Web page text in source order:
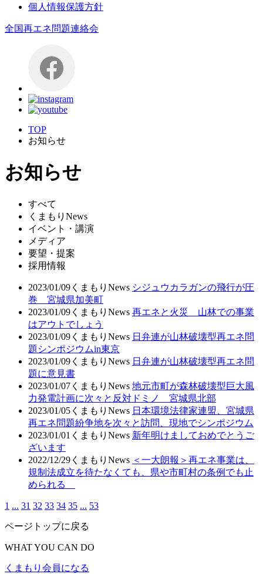
個人情報保護方針
全国再エネ問題連絡会
TOP
お知らせ
お知らせ
すべて
くまもりNews
イベント・講演
メディア
要望・提案
採用情報
2023/01/09 くまもりNews シジュウカラガンの飛行が圧
巻 宮城県加美町
2023/01/09 くまもりNews 再エネと火災 山林での事業
はアウトでしょう
2023/01/09 くまもりNews 日弁連が山林破壊型再エネ問
題シンポジウムin東京
2023/01/09 くまもりNews 日弁連が山林破壊型再エネ問
題に意見書
2023/01/07 くまもりNews 地元市町が森林破壊型巨大風
力発電計画に次々と反対ドミノ 宮城県北部
2023/01/05 くまもりNews 日本環境法律家連盟、宮城県
再エネ問題紛争地を次々と訪問、現地でシンポジウム
2023/01/01 くまもりNews 新年明けましておめでとうご
ざいます
2022/12/29 くまもりNews ＜一大朗報＞再エネ事業は、
規制法成立を待たなくても、県や市町村の条例でも止
められる
1 ... 31 32 33 34 35 ... 53
ページトップに戻る
WHAT YOU CAN DO
くまもり会員になる